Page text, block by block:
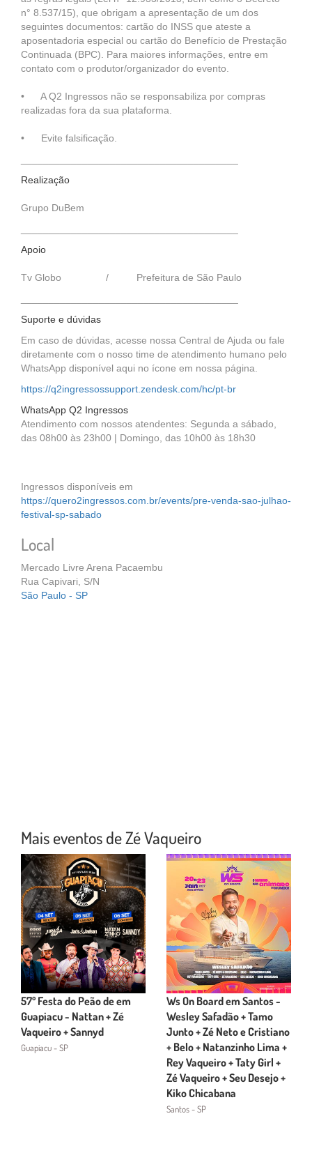
n° 8.537/15), que obrigam a apresentação de um dos
seguintes documentos: cartão do INSS que ateste a
aposentadoria especial ou cartão do Benefício de Prestação
Continuada (BPC). Para maiores informações, entre em
contato com o produtor/organizador do evento.
• A Q2 Ingressos não se responsabiliza por compras
realizadas fora da sua plataforma.
• Evite falsificação.
Realização
Grupo DuBem
Apoio
Tv Globo / Prefeitura de São Paulo
Suporte e dúvidas
Em caso de dúvidas, acesse nossa Central de Ajuda ou fale
diretamente com o nosso time de atendimento humano pelo
WhatsApp disponível aqui no ícone em nossa página.
https://q2ingressossupport.zendesk.com/hc/pt-br
WhatsApp Q2 Ingressos
Atendimento com nossos atendentes: Segunda a sábado,
das 08h00 às 23h00 | Domingo, das 10h00 às 18h30
Ingressos disponíveis em
https://quero2ingressos.com.br/events/pre-venda-sao-julhao-
festival-sp-sabado
Local
Mercado Livre Arena Pacaembu
Rua Capivari, S/N
São Paulo - SP
Mais eventos de Zé Vaqueiro
57º Festa do Peão de em
Guapiacu - Nattan + Zé
Vaqueiro + Sannyd
Guapiacu - SP
Ws On Board em Santos -
Wesley Safadão + Tamo
Junto + Zé Neto e Cristiano
+ Belo + Natanzinho Lima +
Rey Vaqueiro + Taty Girl +
Zé Vaqueiro + Seu Desejo +
Kiko Chicabana
Santos - SP